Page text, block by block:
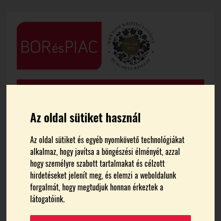
Az oldal sütiket használ
Az oldal sütiket és egyéb nyomkövető technológiákat
alkalmaz, hogy javítsa a böngészési élményét, azzal
hogy személyre szabott tartalmakat és célzott
hirdetéseket jelenít meg, és elemzi a weboldalunk
forgalmát, hogy megtudjuk honnan érkeztek a
látogatóink.
FŐOLDAL HÍREK
Kína átmeneti
dömpingellenes